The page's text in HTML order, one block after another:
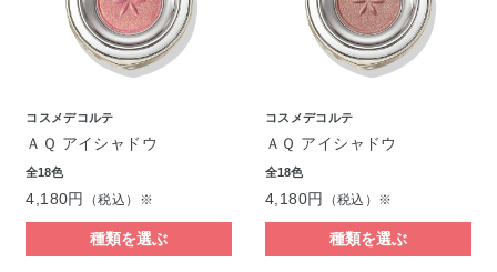
コスメデコルテ
ＡＱ アイシャドウ
全18色
4,180円 （税込）※
種類を選ぶ
コスメデコルテ
ＡＱ アイシャドウ
全18色
4,180円 （税込）※
種類を選ぶ